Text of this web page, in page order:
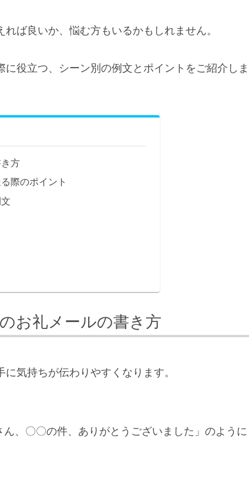
ば良いか、悩む方もいるかもしれません。
役立つ、シーン別の例文とポイントをご紹介しま
方
際のポイント
お礼メールの書き方
気持ちが伝わりやすくなります。
、〇〇の件、ありがとうございました」のように